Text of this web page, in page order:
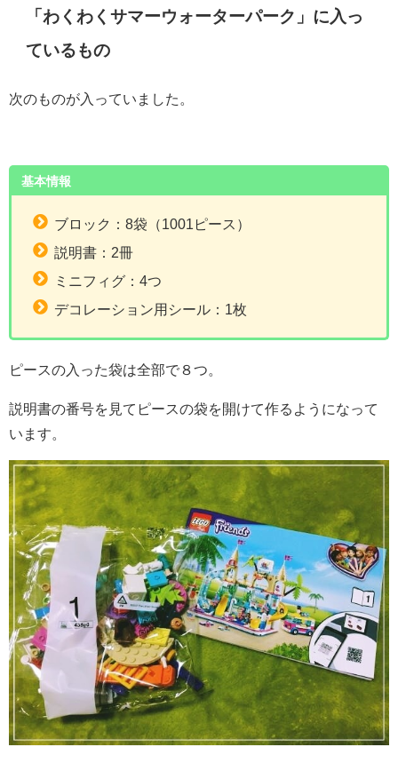
「わくわくサマーウォーターパーク」に入っ
ているもの
次のものが入っていました。
基本情報
ブロック：8袋（1001ピース）
説明書：2冊
ミニフィグ：4つ
デコレーション用シール：1枚
ピースの入った袋は全部で８つ。
説明書の番号を見てピースの袋を開けて作るようになって
います。